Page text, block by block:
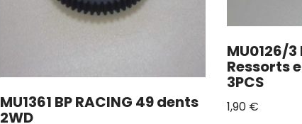
MU1361 BP RACING 49 dents
2WD
MU0126/3
Ressorts
3PCS
1,90 €